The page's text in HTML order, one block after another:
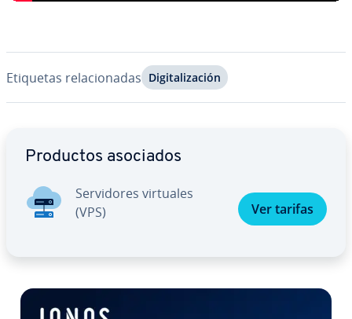
Etiquetas re­la­cio­na­das Di­gi­ta­li­za­ción
Productos asociados
Se­r­vi­do­res virtuales
(VPS)
Ver tarifas